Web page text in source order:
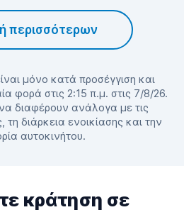
περισσότερων
μόνο κατά προσέγγιση και
φορά στις 2:15 π.μ. στις 7/8/26.
διαφέρουν ανάλογα με τις
διάρκεια ενοικίασης και την
αυτοκινήτου.
κράτηση σε